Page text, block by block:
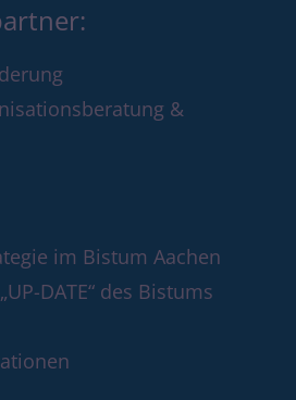
&
im Bistum Aachen
DATE“ des Bistums